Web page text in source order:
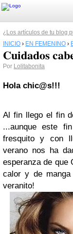
¿Los artículos de tu blog
INICIO › EN FEMENINO ›
Cuidados
Por Lolitabonita
Hola chic@s!!!
Al fin llego el fin
...aunque este
fresquito y con
verano nos ha
esperanza de que
calor y de
veranito!